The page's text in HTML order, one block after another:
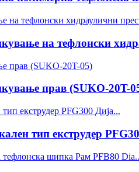
на тефлонски
прав (SUKO-20T-
тип екструдер